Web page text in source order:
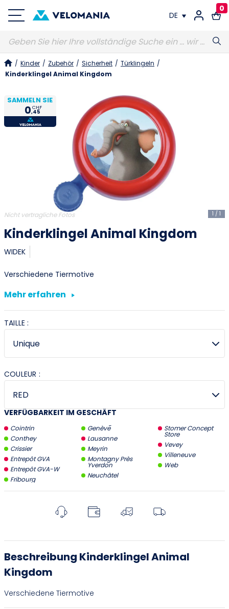
DE
FR
0
/ Kinder / Zubehör / Sicherheit / Türklingeln /
Kinderklingel Animal Kingdom
SAMMELN SIE
0,45
CHF
1 / 1
Nicht vertragliche Fotos
Kinderklingel Animal Kingdom
WIDEK
Verschiedene Tiermotive
Mehr erfahren
TAILLE :
COULEUR :
VERFÜGBARKEIT IM GESCHÄFT
Cointrin
Conthey
Crissier
Entrepôt GVA
Entrepôt GVA-W
Fribourg
Genève
Lausanne
Meyrin
Montagny Près
Yverdon
Neuchâtel
Stomer Concept
Store
Vevey
Villeneuve
Web
Beschreibung Kinderklingel Animal
Kingdom
Verschiedene Tiermotive